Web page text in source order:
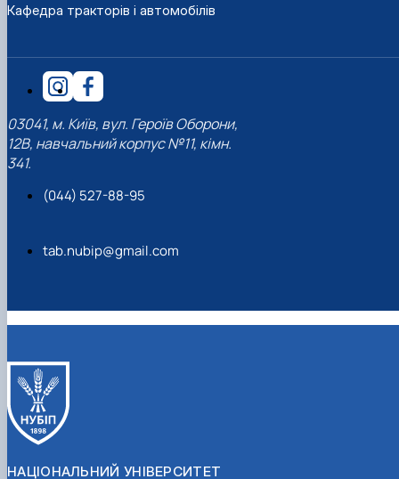
Кафедра тракторів і автомобілів
03041, м. Київ, вул. Героїв Оборони,
12В, навчальний корпус №11, кімн.
341.
(044) 527-88-95
tab.nubip@gmail.com
НАЦІОНАЛЬНИЙ УНІВЕРСИТЕТ